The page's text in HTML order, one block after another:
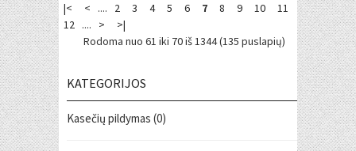
|< < .... 2 3 4 5 6 7 8 9 10
11
12 .... >
>|
Rodoma nuo 61 iki 70 iš 1344 (135 puslapių)
KATEGORIJOS
Kasečių pildymas (0)